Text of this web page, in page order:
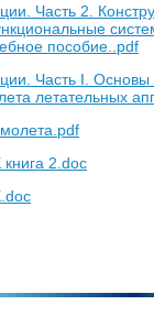
Часть 2.
пособие..pdf
Часть I. Основы
летательных
2.doc